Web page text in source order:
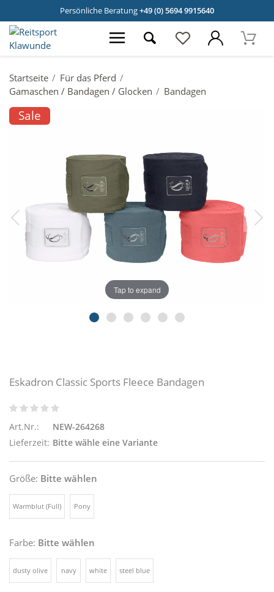
Persönliche Beratung+49 (0) 5694 9915640
Startseite
Für das Pferd
Gamaschen / Bandagen / Glocken
Bandagen
Sale
Tap to expand
Eskadron Classic Sports Fleece Bandagen
Art.Nr.:
NEW-264268
Lieferzeit: Bitte wähle eine Variante
Größe: Bitte wählen
Warmblut (Full) Pony
Farbe: Bitte wählen
dusty olive navy white steel blue